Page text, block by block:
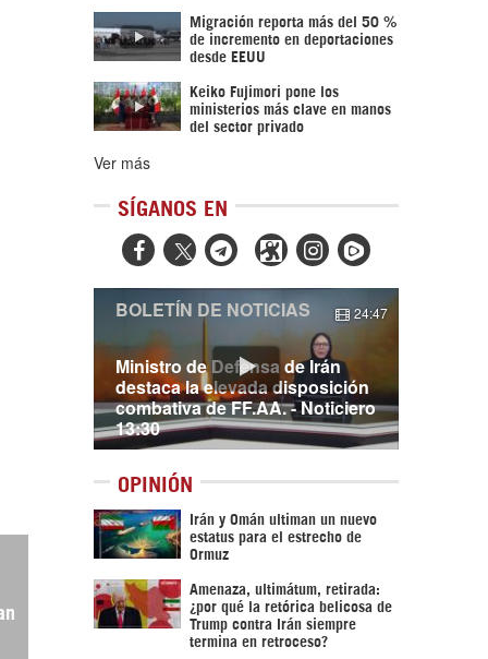
Migración reporta más del 50 %
de incremento en deportaciones
desde EEUU
Keiko Fujimori pone los
ministerios más clave en manos
del sector privado
Ver más
SÍGANOS EN
  
Ministro de Defensa de Irán
destaca la elevada disposición
combativa de FF.AA. - Noticiero
13:30
BOLETÍN DE NOTICIAS 24:47
OPINIÓN
Irán y Omán ultiman un nuevo
estatus para el estrecho de
Ormuz
Amenaza, ultimátum, retirada:
¿por qué la retórica belicosa de
Trump contra Irán siempre
termina en retroceso?